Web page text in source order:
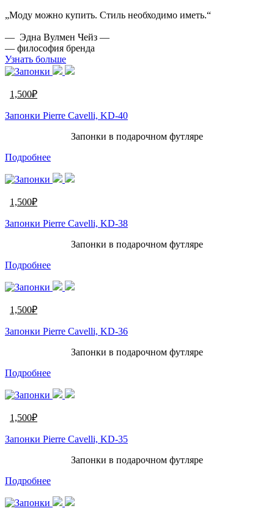
„Моду можно купить. Стиль необходимо иметь.“
— Эдна Вулмен Чейз —
— философия бренда
Узнать больше
1,500₽
Запонки Pierre Cavelli, KD-40
Запонки в подарочном футляре
Подробнее
1,500₽
Запонки Pierre Cavelli, KD-38
Запонки в подарочном футляре
Подробнее
1,500₽
Запонки Pierre Cavelli, KD-36
Запонки в подарочном футляре
Подробнее
1,500₽
Запонки Pierre Cavelli, KD-35
Запонки в подарочном футляре
Подробнее